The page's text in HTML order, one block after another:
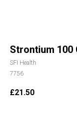
Strontium 100
SFI Health
7756
£21.50